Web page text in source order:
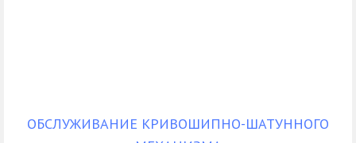
ОБСЛУЖИВАНИЕ КРИВОШИПНО-ШАТУННОГО